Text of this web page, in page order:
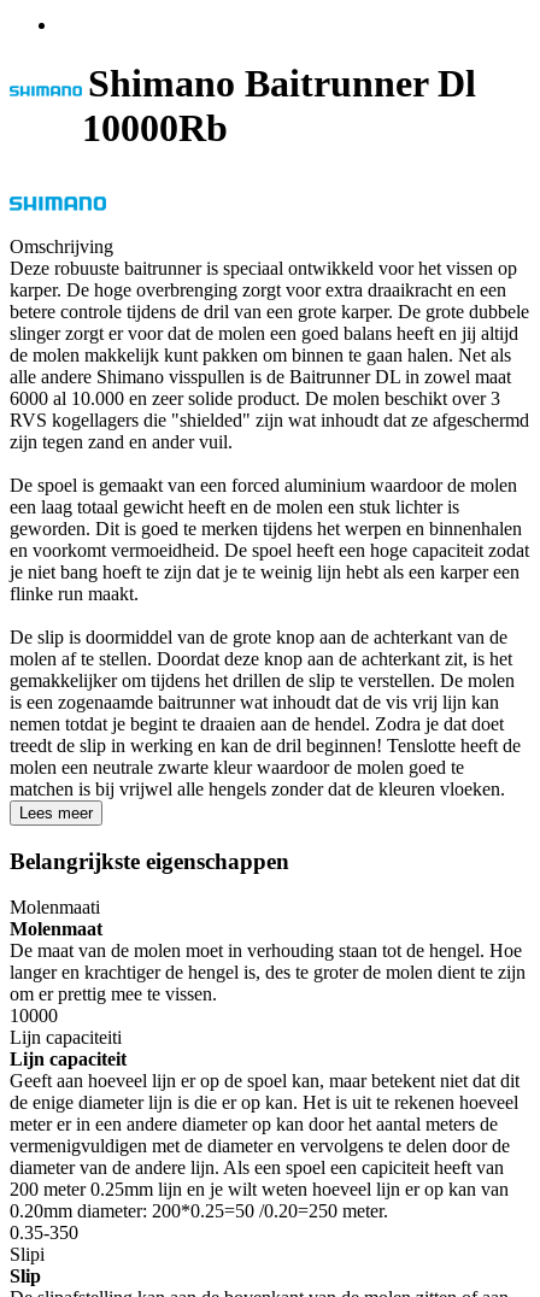
Shimano Baitrunner Dl
10000Rb
Omschrijving
Deze robuuste baitrunner is speciaal ontwikkeld voor het vissen op
karper. De hoge overbrenging zorgt voor extra draaikracht en een
betere controle tijdens de dril van een grote karper. De grote dubbele
slinger zorgt er voor dat de molen een goed balans heeft en jij altijd
de molen makkelijk kunt pakken om binnen te gaan halen. Net als
alle andere Shimano visspullen is de Baitrunner DL in zowel maat
6000 al 10.000 en zeer solide product. De molen beschikt over 3
RVS kogellagers die "shielded" zijn wat inhoudt dat ze afgeschermd
zijn tegen zand en ander vuil.
De spoel is gemaakt van een forced aluminium waardoor de molen
een laag totaal gewicht heeft en de molen een stuk lichter is
geworden. Dit is goed te merken tijdens het werpen en binnenhalen
en voorkomt vermoeidheid. De spoel heeft een hoge capaciteit zodat
je niet bang hoeft te zijn dat je te weinig lijn hebt als een karper een
flinke run maakt.
De slip is doormiddel van de grote knop aan de achterkant van de
molen af te stellen. Doordat deze knop aan de achterkant zit, is het
gemakkelijker om tijdens het drillen de slip te verstellen. De molen
is een zogenaamde baitrunner wat inhoudt dat de vis vrij lijn kan
nemen totdat je begint te draaien aan de hendel. Zodra je dat doet
treedt de slip in werking en kan de dril beginnen! Tenslotte heeft de
molen een neutrale zwarte kleur waardoor de molen goed te
matchen is bij vrijwel alle hengels zonder dat de kleuren vloeken.
Lees meer
Belangrijkste eigenschappen
Molenmaati
Molenmaat
De maat van de molen moet in verhouding staan tot de hengel. Hoe
langer en krachtiger de hengel is, des te groter de molen dient te zijn
om er prettig mee te vissen.
10000
Lijn capaciteiti
Lijn capaciteit
Geeft aan hoeveel lijn er op de spoel kan, maar betekent niet dat dit
de enige diameter lijn is die er op kan. Het is uit te rekenen hoeveel
meter er in een andere diameter op kan door het aantal meters de
vermenigvuldigen met de diameter en vervolgens te delen door de
diameter van de andere lijn. Als een spoel een capiciteit heeft van
200 meter 0.25mm lijn en je wilt weten hoeveel lijn er op kan van
0.20mm diameter: 200*0.25=50 /0.20=250 meter.
0.35-350
Slipi
Slip